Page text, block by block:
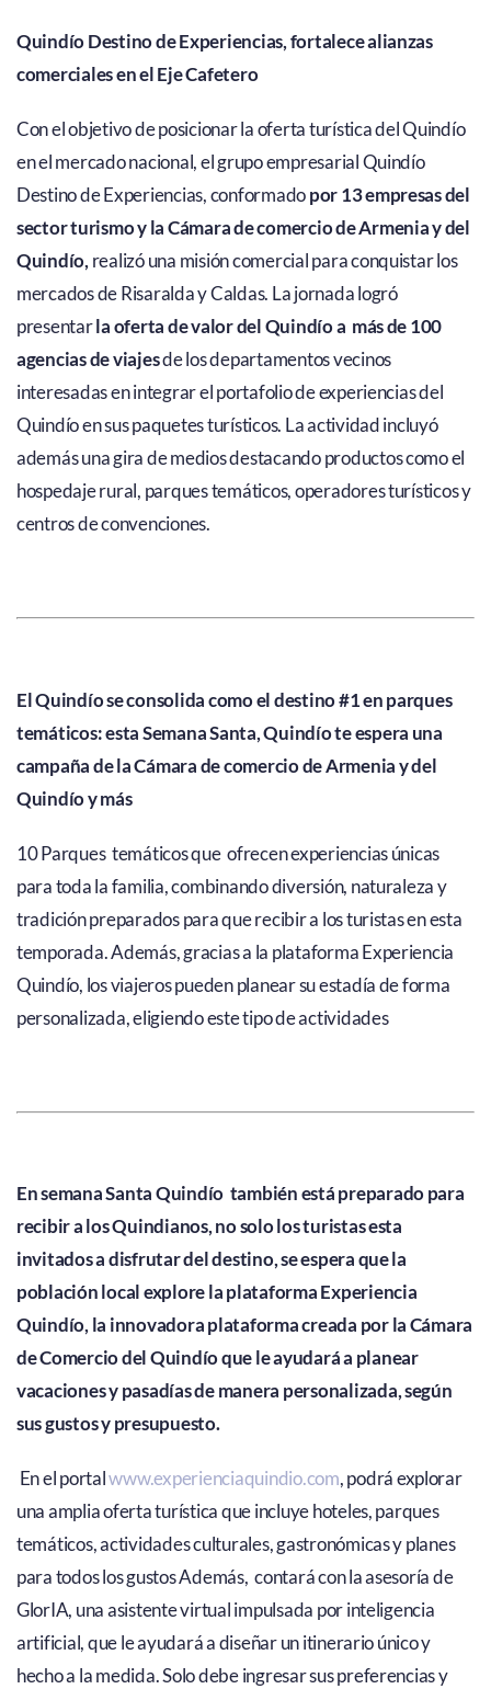
Quindío Destino de Experiencias, fortalece alianzas
comerciales en el Eje Cafetero
Con el objetivo de posicionar la oferta turística del Quindío
en el mercado nacional, el grupo empresarial Quindío
Destino de Experiencias, conformadopor 13 empresas del
sector turismo y la Cámara de comercio de Armenia y del
Quindío,realizó una misión comercial para conquistar los
mercados de Risaralda y Caldas. La jornada logró
presentarla oferta de valor del Quindío a más de 100
agencias de viajesde los departamentos vecinos
interesadas en integrar el portafolio de experiencias del
Quindío en sus paquetes turísticos. La actividad incluyó
además una gira de medios destacando productos como el
hospedaje rural, parques temáticos, operadores turísticos y
centros de convenciones.
El Quindío se consolida como el destino #1 en parques
temáticos: esta Semana Santa, Quindío te espera una
campaña de la Cámara de comercio de Armenia y del
Quindío y más
10 Parques temáticos que ofrecen experiencias únicas
para toda la familia, combinando diversión, naturaleza y
tradición preparados para que recibir a los turistas en esta
temporada. Además, gracias a la plataforma Experiencia
Quindío, los viajeros pueden planear su estadía de forma
personalizada, eligiendo este tipo de actividades
En semana Santa Quindío también está preparado para
recibir a los Quindianos, no solo los turistas esta
invitados a disfrutar del destino, se espera que la
población local explore la plataforma Experiencia
Quindío, la innovadora plataforma creada por la Cámara
de Comercio del Quindío que le ayudará a planear
vacaciones y pasadías de manera personalizada, según
sus gustos y presupuesto.
En el portalwww.experienciaquindio.com, podrá explorar
una amplia oferta turística que incluye hoteles, parques
temáticos, actividades culturales, gastronómicas y planes
para todos los gustos Además, contará con la asesoría de
GlorIA, una asistente virtual impulsada por inteligencia
artificial, que le ayudará a diseñar un itinerario único y
hecho a la medida. Solo debe ingresar sus preferencias y